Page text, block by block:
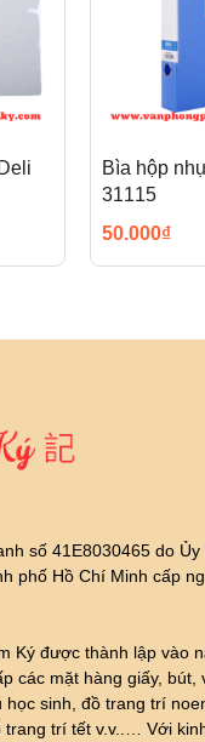
Bìa hộp
31115
50.000₫
số 41E8030465 do Ủy
phố Hồ Chí Minh cấp
Ký được thành lập vào
các mặt hàng giấy, bút,
học sinh, đồ trang trí
trí tết v.v..… Với